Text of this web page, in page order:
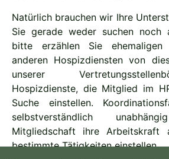
Natürlich brauchen wir Ihre
Sie gerade weder suchen noch
bitte erzählen Sie ehemaligen
anderen Hospizdiensten von
unserer
Hospizdienste, die Mitglied im
Suche einstellen.
selbstverständlich
Mitgliedschaft ihre
bestimmte Tätigkeiten einstellen.